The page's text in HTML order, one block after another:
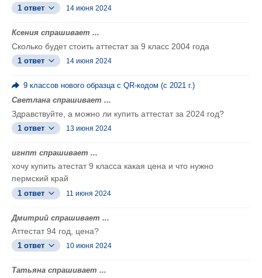
1 ответ 14 июня 2024
Ксения спрашивает ...
Сколько будет стоить аттестат за 9 класс 2004 года
1 ответ 14 июня 2024
9 классов нового образца с QR-кодом (с 2021 г.)
Светлана спрашивает ...
Здравствуйте, а можно ли купить аттестат за 2024 год?
1 ответ 13 июня 2024
игнпт спрашивает ...
хочу купить атестат 9 класса какая цена и что нужно
пермский край
1 ответ 11 июня 2024
Дмитрий спрашивает ...
Аттестат 94 год, цена?
1 ответ 10 июня 2024
Татьяна спрашивает ...